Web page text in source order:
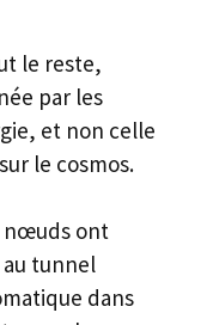
le reste,
par les
et non celle
le cosmos.
nœuds ont
tunnel
dans